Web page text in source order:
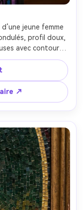
jeune femme
profil doux,
avec contours
bijoux, effet
florale rose,
de verre très
plan doux,
champ --ar 4:5
↗